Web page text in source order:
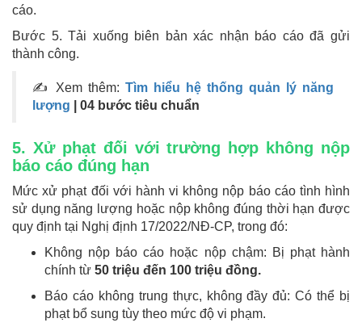
cáo.
Bước 5. Tải xuống biên bản xác nhận báo cáo đã gửi
thành công.
✍ Xem thêm: Tìm hiểu hệ thống quản lý năng
lượng
| 04 bước tiêu chuẩn
5. Xử phạt đối với trường hợp không nộp
báo cáo đúng hạn
Mức xử phạt đối với hành vi không nộp báo cáo tình hình
sử dụng năng lượng hoặc nộp không đúng thời hạn được
quy định tại Nghị định 17/2022/NĐ-CP, trong đó:
Không nộp báo cáo hoặc nộp chậm: Bị phạt hành
chính từ 50 triệu đến 100 triệu đồng.
Báo cáo không trung thực, không đầy đủ: Có thể bị
phạt bổ sung tùy theo mức độ vi phạm.